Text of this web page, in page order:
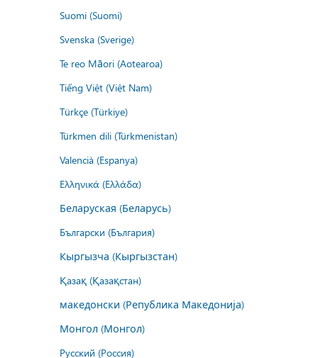
Suomi (Suomi)
Svenska (Sverige)
Te reo Māori (Aotearoa)
Tiếng Việt (Việt Nam)
Türkçe (Türkiye)
Türkmen dili (Türkmenistan)
Valencià (Espanya)
Ελληνικά (Ελλάδα)
Беларуская (Беларусь)
Български (България)
Кыргызча (Кыргызстан)
Қазақ (Қазақстан)
македонски (Република Македонија)
Монгол (Монгол)
Русский (Россия)